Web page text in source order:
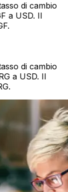
di cambio
a USD. Il
di cambio
a USD. Il